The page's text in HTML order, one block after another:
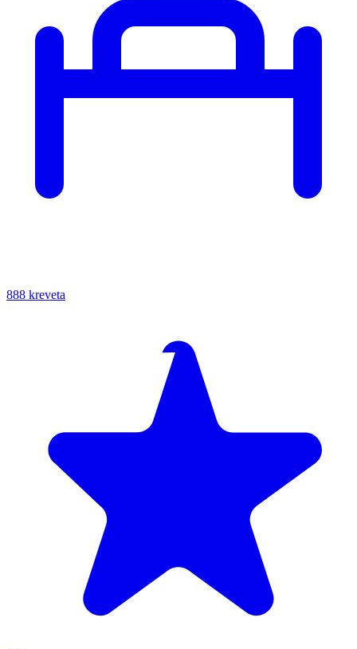
888 kreveta